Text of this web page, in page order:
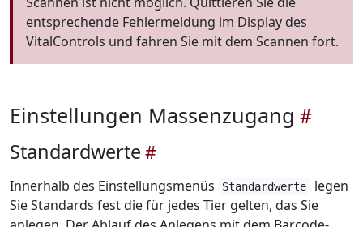
entsprechende Fehlermeldung im Display des
VitalControls und fahren Sie mit dem Scannen fort.
Einstellungen Massenzugang
Standardwerte
Innerhalb des Einstellungsmenüs Standardwerte
legen
Sie Standards fest die für jedes Tier gelten, das Sie